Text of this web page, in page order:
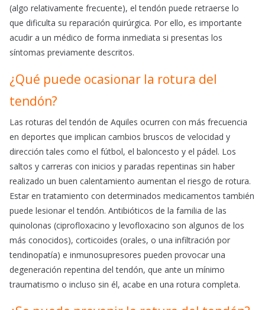
(algo relativamente frecuente), el tendón puede retraerse lo
que dificulta su reparación quirúrgica. Por ello, es importante
acudir a un médico de forma inmediata si presentas los
síntomas previamente descritos.
¿Qué puede ocasionar la rotura del
tendón?
Las roturas del tendón de Aquiles ocurren con más frecuencia
en deportes que implican cambios bruscos de velocidad y
dirección tales como el fútbol, el baloncesto y el pádel. Los
saltos y carreras con inicios y paradas repentinas sin haber
realizado un buen calentamiento aumentan el riesgo de rotura.
Estar en tratamiento con determinados medicamentos también
puede lesionar el tendón. Antibióticos de la familia de las
quinolonas (ciprofloxacino y levofloxacino son algunos de los
más conocidos), corticoides (orales, o una infiltración por
tendinopatía) e inmunosupresores pueden provocar una
degeneración repentina del tendón, que ante un mínimo
traumatismo o incluso sin él, acabe en una rotura completa.